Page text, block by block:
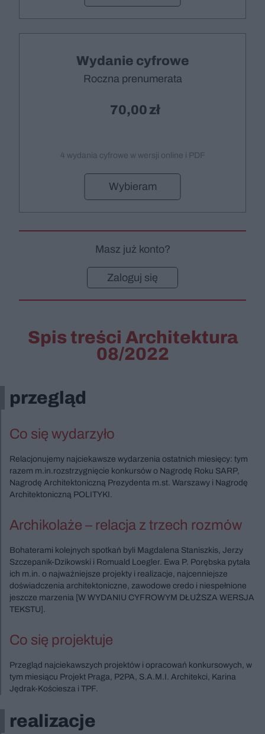
Wydanie cyfrowe
Roczna prenumerata
70,00
4 wydania cyfrowe w wersji online i PDF
Wybieram
Masz już konto?
Zaloguj się
Spis treści Architektura
08/2022
przegląd
Co się wydarzyło
Relacjonujemy najciekawsze wydarzenia ostatnich miesięcy: tym
razem m.in.rozstrzygnięcie konkursów o Nagrodę Roku SARP,
Nagrodę Architektoniczną Prezydenta m.st. Warszawy i Nagrodę
Architektoniczną POLITYKI.
Archikolaże – relacja z trzech rozmów
Bohaterami kolejnych spotkań byli Magdalena Staniszkis, Jerzy
Szczepanik-Dzikowski i Romuald Loegler. Ewa P. Porębska pytała
ich m.in. o najważniejsze projekty i realizacje, najcenniejsze
doświadczenia architektoniczne, zawodowe credo i niespełnione
jeszcze marzenia [W WYDANIU CYFROWYM DŁUŻSZA WERSJA
TEKSTU].
Co się projektuje
Przegląd najciekawszych projektów i opracowań konkursowych, w
tym miesiącu Projekt Praga, P2PA, S.A.M.I. Architekci, Karina
Jędrak-Kościesza i TPF.
realizacje